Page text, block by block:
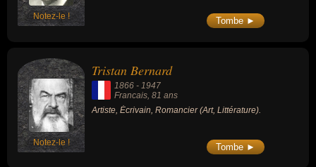
Notez-le ! Tombe ►
Notez-le !
Tristan Bernard
1866 - 1947
Francais, 81 ans
Artiste, Écrivain, Romancier (Art, Littérature).
Tombe ►